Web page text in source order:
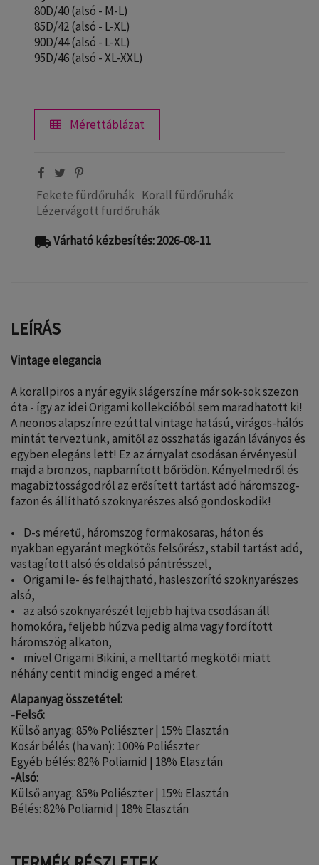
80D/40 (alsó - M-L)
85D/42 (alsó - L-XL)
90D/44 (alsó - L-XL)
95D/46 (alsó - XL-XXL)
Mérettáblázat
Fekete fürdőruhák Korall fürdőruhák
Lézervágott fürdőruhák
local_shippingVárható kézbesítés: 2026-08-11
LEÍRÁS
Vintage elegancia
A korallpiros a nyár egyik slágerszíne már sok-sok szezon
óta - így az idei Origami kollekcióból sem maradhatott ki!
A neonos alapszínre ezúttal vintage hatású, virágos-hálós
mintát terveztünk, amitől az összhatás igazán láványos és
egyben elegáns lett! Ez az árnyalat csodásan érvényesül
majd a bronzos, napbarnított bőrödön. Kényelmedről és
magabiztosságodról az erősített tartást adó háromszög-
fazon és állítható szoknyarészes alsó gondoskodik!
• D-s méretű, háromszög formakosaras, háton és
nyakban egyaránt megkötős felsőrész, stabil tartást adó,
vastagított alsó és oldalsó pántrésszel,
• Origami le- és felhajtható, hasleszorító szoknyarészes
alsó,
• az alsó szoknyarészét lejjebb hajtva csodásan áll
homokóra, feljebb húzva pedig alma vagy fordított
háromszög alkaton,
• mivel Origami Bikini, a melltartó megkötői miatt
néhány centit mindig enged a méret.
Alapanyag összetétel:
-Felső:
Külső anyag: 85% Poliészter | 15% Elasztán
Kosár bélés (ha van): 100% Poliészter
Egyéb bélés: 82% Poliamid | 18% Elasztán
-Alsó:
Külső anyag: 85% Poliészter | 15% Elasztán
Bélés: 82% Poliamid | 18% Elasztán